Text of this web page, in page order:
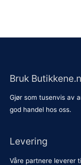
Bruk
Gjør som tusenvis av
god handel hos oss.
Levering
Våre partnere leverer